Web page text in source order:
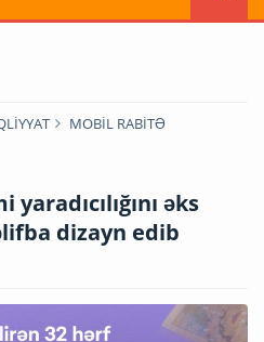
MOBİL RABİTƏ
əks
dizayn edib